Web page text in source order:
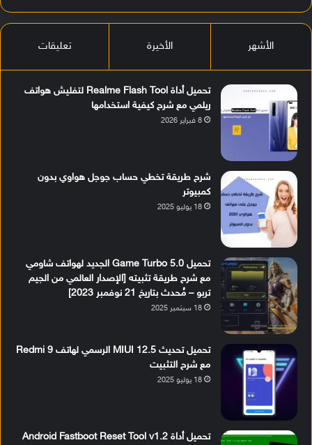
الأشهر الأخيرة تعليقات
تحميل أداة Realme Flash Tool لتفليش هواتف
ريلمي مع شرح كيفية استخدامها
8 فبراير 2026
شرح طريقة تخطي حساب جوجل هواوي بدون
كمبيوتر
18 يوليو 2025
تحميل Game Turbo 5.0 الجديد لهواتف شاومي
مع شرح طريقة تثبيته [الإصدار العالمي من الجيم
تربو – مُحدث بتاريخ 21 نوفمبر 2023]
18 سبتمبر 2025
تحميل تحديث MIUI 12.5 الرسمي لهاتف Redmi 9
مع شرح التثبيت
18 يوليو 2025
تحميل أداة Android Fastboot Reset Tool v1.2